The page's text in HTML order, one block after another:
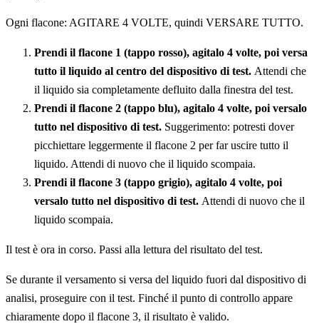
Ogni flacone: AGITARE 4 VOLTE, quindi VERSARE TUTTO.
Prendi il flacone 1 (tappo rosso), agitalo 4 volte, poi versa
tutto il liquido al centro del dispositivo di test. Attendi che
il liquido sia completamente defluito dalla finestra del test.
Prendi il flacone 2 (tappo blu), agitalo 4 volte, poi versalo
tutto nel dispositivo di test. Suggerimento: potresti dover
picchiettare leggermente il flacone 2 per far uscire tutto il
liquido. Attendi di nuovo che il liquido scompaia.
Prendi il flacone 3 (tappo grigio), agitalo 4 volte, poi
versalo tutto nel dispositivo di test. Attendi di nuovo che il
liquido scompaia.
Il test è ora in corso. Passi alla lettura del risultato del test.
Se durante il versamento si versa del liquido fuori dal dispositivo di
analisi, proseguire con il test. Finché il punto di controllo appare
chiaramente dopo il flacone 3, il risultato è valido.